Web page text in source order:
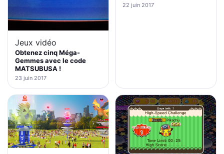
Jeux vidéo
Obtenez cinq Méga-
Gemmes avec le code
MATSUBUSA !
23 juin 2017
22 juin 2017